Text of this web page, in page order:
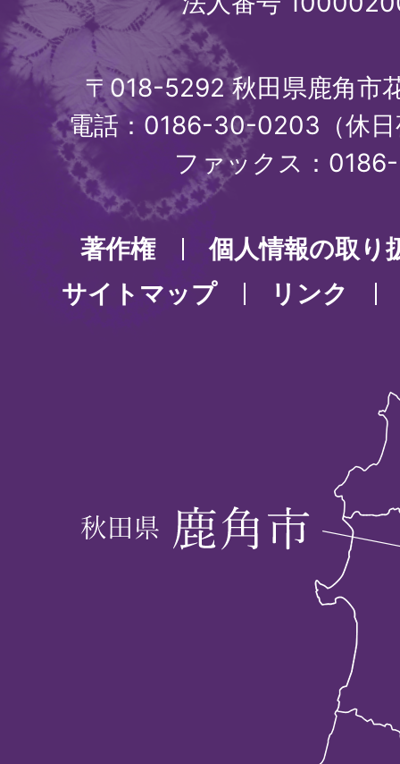
〒018-5292 秋田県鹿角市
電話：0186-30-0203（休
ファックス：
著作権
個人情報の取り
サイトマップ
リンク